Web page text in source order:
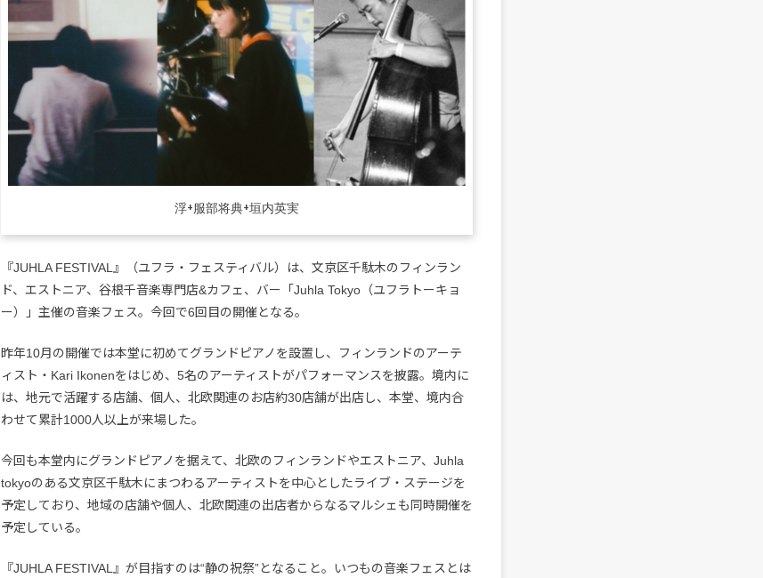
浮+服部将典+垣内英実
『JUHLA FESTIVAL』（ユフラ・フェスティバル）は、文京区千駄木のフィンラン
ド、エストニア、谷根千音楽専門店&カフェ、バー「Juhla Tokyo（ユフラトーキョ
ー）」主催の音楽フェス。今回で6回目の開催となる。
昨年10月の開催では本堂に初めてグランドピアノを設置し、フィンランドのアーテ
ィスト・Kari Ikonenをはじめ、5名のアーティストがパフォーマンスを披露。境内に
は、地元で活躍する店舗、個人、北欧関連のお店約30店舗が出店し、本堂、境内合
わせて累計1000人以上が来場した。
今回も本堂内にグランドピアノを据えて、北欧のフィンランドやエストニア、Juhla
tokyoのある文京区千駄木にまつわるアーティストを中心としたライブ・ステージを
予定しており、地域の店舗や個人、北欧関連の出店者からなるマルシェも同時開催を
予定している。
『JUHLA FESTIVAL』が目指すのは“静の祝祭”となること。いつもの音楽フェスとは